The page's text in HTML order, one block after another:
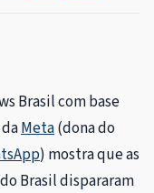
Brasil com base
Meta(dona do
) mostra que as
Brasil dispararam